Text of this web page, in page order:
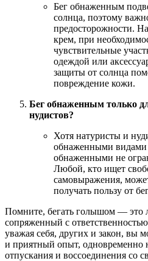
Бег обнаженным
солнца, поэтому
предосторожности.
крем, при
чувствительные
одеждой или
защиты от солнца
повреждение кожи.
Бег обнаженным только
нудистов?
Хотя натуристы и
обнаженными видами
обнаженными не
Любой, кто ищет
самовыражения,
получать пользу от
Помните, бегать голышом — это
сопряженный с
уважая себя, других и закон, вы
и приятный опыт, одновременно
отпускания и воссоединения со